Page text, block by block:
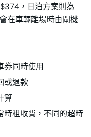
，日泊方案則為
在車輛離場時由閘機
券同時使用
或退款
算
時租收費，不同的超時